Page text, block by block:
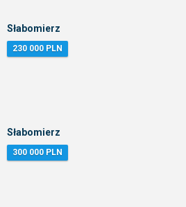
Słabomierz
230 000 PLN
Słabomierz
300 000 PLN